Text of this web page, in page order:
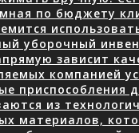
по бюджету
уборочный
зависит
компанией
приспособления
из
материалов,